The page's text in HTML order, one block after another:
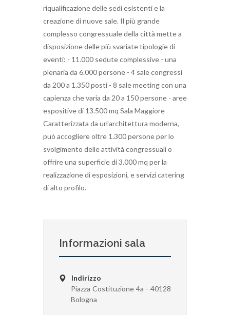
riqualificazione delle sedi esistenti e la
creazione di nuove sale. Il più grande
complesso congressuale della città mette a
disposizione delle più svariate tipologie di
eventi: - 11.000 sedute complessive - una
plenaria da 6.000 persone - 4 sale congressi
da 200 a 1.350 posti - 8 sale meeting con una
capienza che varia da 20 a 150 persone - aree
espositive di 13.500 mq Sala Maggiore
Caratterizzata da un'architettura moderna,
può accogliere oltre 1.300 persone per lo
svolgimento delle attività congressuali o
offrire una superficie di 3.000 mq per la
realizzazione di esposizioni, e servizi catering
di alto profilo.
Informazioni sala
Indirizzo
Piazza Costituzione 4a - 40128
Bologna